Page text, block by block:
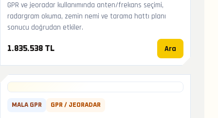
GPR ve jeoradar kullanımında anten/frekans seçimi,
radargram okuma, zemin nemi ve tarama hattı planı
sonucu doğrudan etkiler.
1.835.538 TL Ara
MALA GPR GPR / JEORADAR